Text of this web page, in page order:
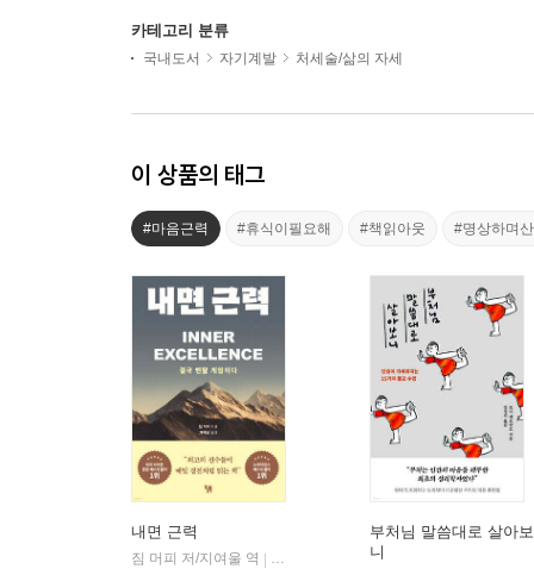
카테고리 분류
국내도서 자기계발 처세술/삶의 자세
이 상품의 태그
#마음근력 #휴식이필요해 #책읽아웃 #명상하며
내면 근력
짐 머피 저/지여울 역
윌북(willbook)
부처님 말씀대로 살아보
니